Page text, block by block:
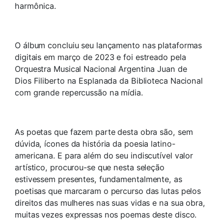
harmônica.
O álbum concluiu seu lançamento nas plataformas
digitais em março de 2023 e foi estreado pela
Orquestra Musical Nacional Argentina Juan de
Dios Filiberto na Esplanada da Biblioteca Nacional
com grande repercussão na mídia.
As poetas que fazem parte desta obra são, sem
dúvida, ícones da história da poesia latino-
americana. E para além do seu indiscutível valor
artístico, procurou-se que nesta seleção
estivessem presentes, fundamentalmente, as
poetisas que marcaram o percurso das lutas pelos
direitos das mulheres nas suas vidas e na sua obra,
muitas vezes expressas nos poemas deste disco.